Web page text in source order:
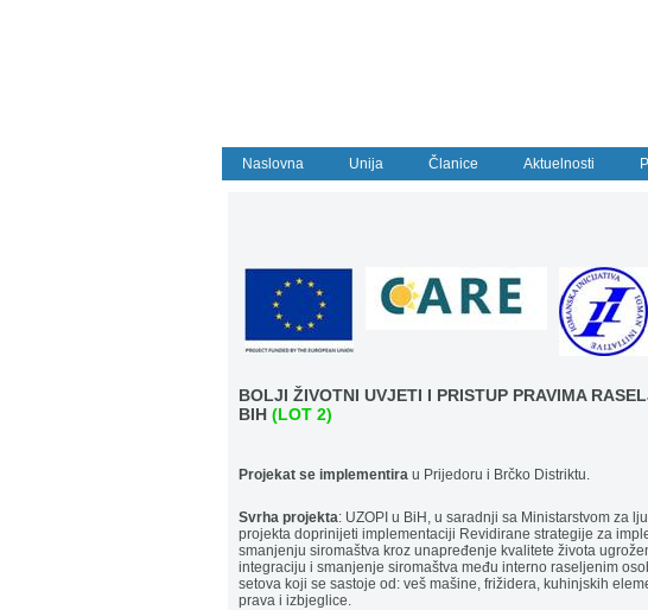
Naslovna Unija Članice Aktuelnosti
BOLJI ŽIVOTNI UVJETI I PRISTUP PRAVIMA
BIH (LOT 2)
Projekat se implementira u Prijedoru i Brčko Distriktu.
Svrha projekta: UZOPI u BiH, u saradnji sa Ministarstvom za
projekta doprinijeti implementaciji Revidirane strategije za
smanjenju siromaštva kroz unapređenje kvalitete života
integraciju i smanjenje siromaštva među interno raseljenim
setova koji se sastoje od: veš mašine, frižidera, kuhinjskih
prava i izbjeglice.